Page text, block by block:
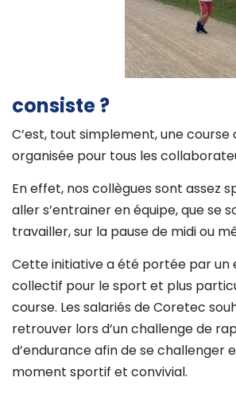
consiste ?
C’est, tout simplement, une course
organisée pour tous les
En effet, nos collègues sont assez
aller s’entrainer en équipe, que se
travailler, sur la pause de midi ou
Cette initiative a été portée par un
collectif pour le sport et plus
course. Les salariés de Coretec
retrouver lors d’un challenge de
d’endurance afin de se challenger
moment sportif et convivial.